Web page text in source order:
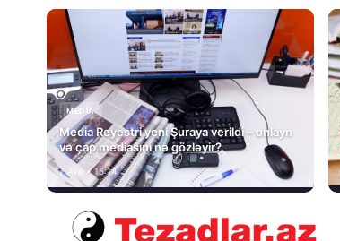
MEDİA
Media Reyestri yeni Şuraya verildi – onlayn
və çap mediasını nə gözləyir?
7 Avq • 15:14